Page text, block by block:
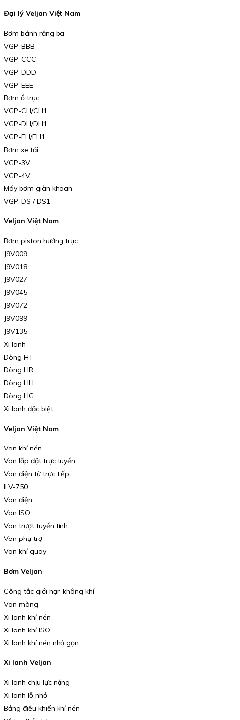
Đại lý Veljan Việt Nam
Bơm bánh răng ba
VGP-BBB
VGP-CCC
VGP-DDD
VGP-EEE
Bơm ổ trục
VGP-CH/CH1
VGP-DH/DH1
VGP-EH/EH1
Bơm xe tải
VGP-3V
VGP-4V
Máy bơm giàn khoan
VGP-DS / DS1
Veljan Việt Nam
Bơm piston hướng trục
J9V009
J9V018
J9V027
J9V045
J9V072
J9V099
J9V135
Xi lanh
Dòng HT
Dòng HR
Dòng HH
Dòng HG
Xi lanh đặc biệt
Veljan Việt Nam
Van khí nén
Van lắp đặt trực tuyến
Van điện từ trực tiếp
ILV-750
Van điện
Van ISO
Van trượt tuyến tính
Van phụ trợ
Van khí quay
Bơm Veljan
Công tắc giới hạn không khí
Van màng
Xi lanh khí nén
Xi lanh khí ISO
Xi lanh khí nén nhỏ gọn
Xi lanh Veljan
Xi lanh chịu lực nặng
Xi lanh lỗ nhỏ
Bảng điều khiển khí nén